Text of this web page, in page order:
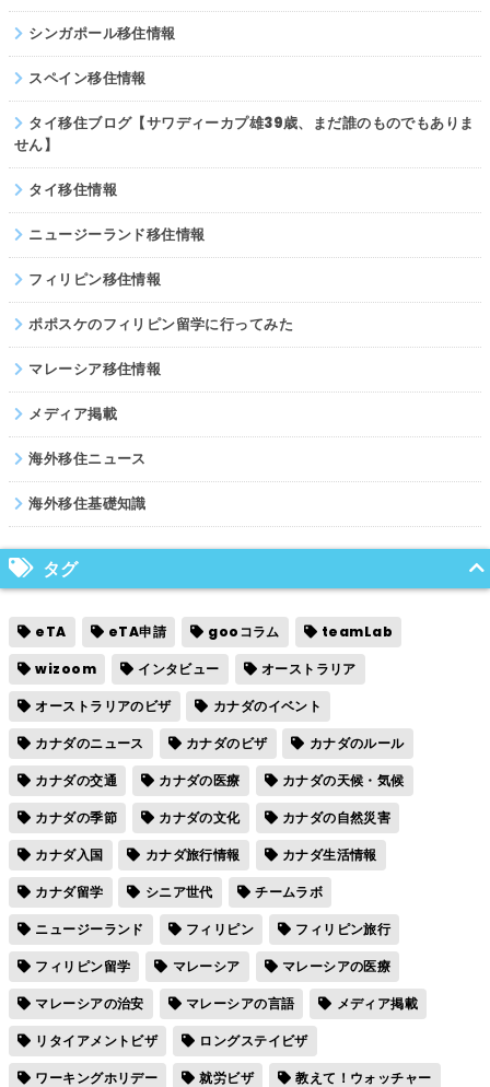
シンガポール移住情報
スペイン移住情報
タイ移住ブログ【サワディーカプ雄39歳、まだ誰のものでもありま
せん】
タイ移住情報
ニュージーランド移住情報
フィリピン移住情報
ポポスケのフィリピン留学に行ってみた
マレーシア移住情報
メディア掲載
海外移住ニュース
海外移住基礎知識
タグ
eTA eTA申請 gooコラム
teamLab
wizoom
インタビュー
オーストラリア
オーストラリアのビザ
カナダのイベント
カナダのニュース
カナダのビザ
カナダのルール
カナダの交通
カナダの医療
カナダの天候・気候
カナダの季節
カナダの文化
カナダの自然災害
カナダ入国
カナダ旅行情報
カナダ生活情報
カナダ留学
シニア世代
チームラボ
ニュージーランド
フィリピン
フィリピン旅行
フィリピン留学
マレーシア
マレーシアの医療
マレーシアの治安
マレーシアの言語
メディア掲載
リタイアメントビザ
ロングステイビザ
ワーキングホリデー
就労ビザ
教えて！ウォッチャー